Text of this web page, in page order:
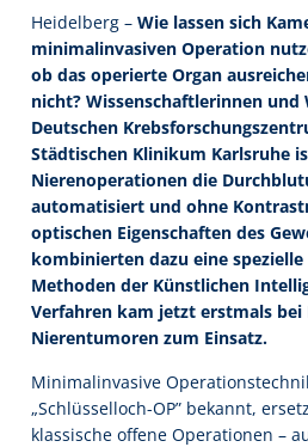
Heidelberg – Wie lassen sich
minimalinvasiven Operation
ob das operierte Organ
nicht? Wissenschaftlerinnen und
Deutschen
Städtischen Klinikum Karlsruhe
Nierenoperationen die
automatisiert und ohne
optischen Eigenschaften des
kombinierten dazu eine
Methoden der Künstlichen
Verfahren kam jetzt erstmals
Nierentumoren zum Einsatz.
Minimalinvasive
„Schlüsselloch-OP” bekannt,
klassische offene Operationen –